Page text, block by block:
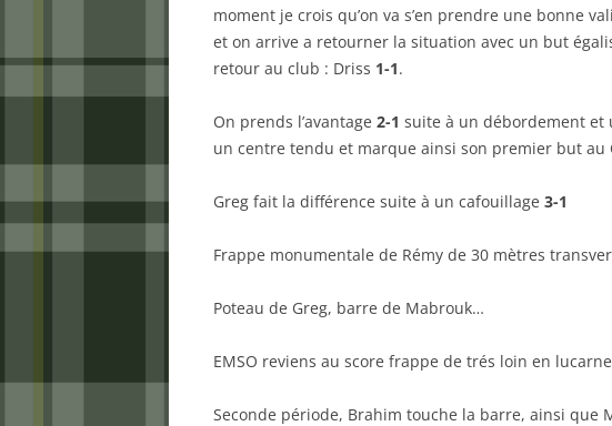
moment je crois qu’on va s’en prendre une bonne
et on arrive a retourner la situation avec un but
retour au club : Driss 1-1.
On prends l’avantage 2-1 suite à un débordement et
un centre tendu et marque ainsi son premier but au
Greg fait la différence suite à un cafouillage 3-1
Frappe monumentale de Rémy de 30 mètres
Poteau de Greg, barre de Mabrouk…
EMSO reviens au score frappe de trés loin en
Seconde période, Brahim touche la barre, ainsi que